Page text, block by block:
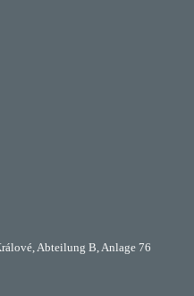
Abteilung B, Anlage 76